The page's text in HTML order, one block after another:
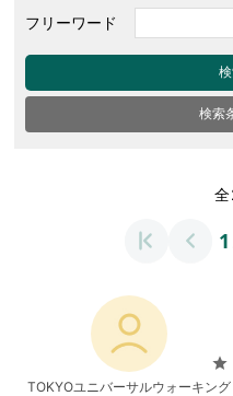
フリーワード
検索
1
star
TOKYOユニバーサルウォーキング